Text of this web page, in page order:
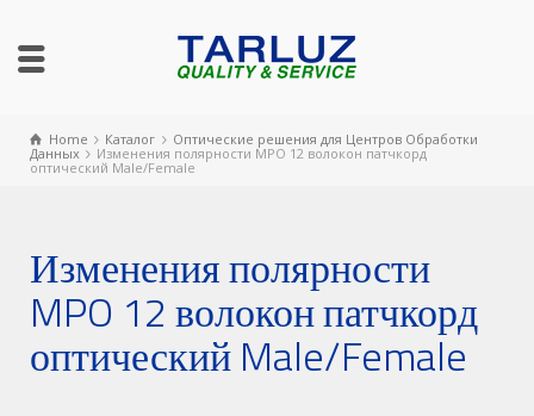
Home Каталог
Оптические решения для Центров Обработки
Данных
Изменения полярности MPO 12 волокон патчкорд
оптический Male/Female
Изменения полярности
MPO 12 волокон патчкорд
оптический Male/Female